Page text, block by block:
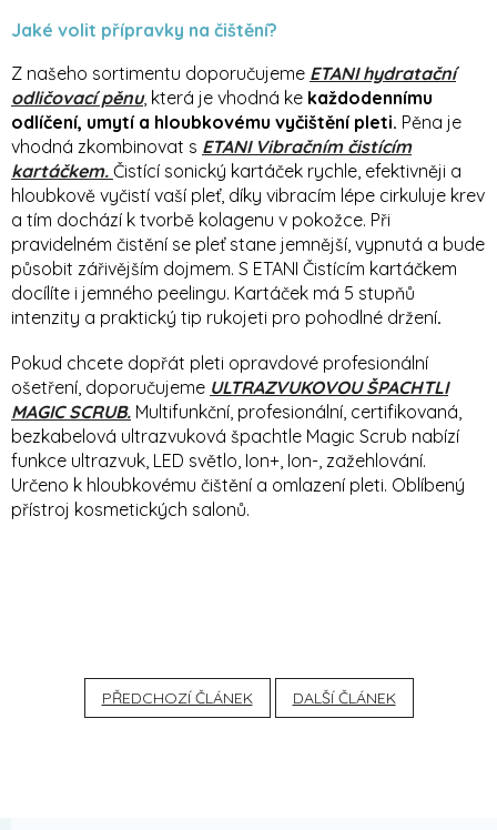
Jaké volit přípravky na čištění?
Z našeho sortimentu doporučujeme ETANI hydratační
odličovací pěnu, která je vhodná ke každodennímu
odlíčení, umytí a hloubkovému vyčištění pleti. Pěna je
vhodná zkombinovat s ETANI Vibračním čistícím
kartáčkem. Čistící sonický kartáček rychle, efektivněji a
hloubkově vyčistí vaší pleť, díky vibracím lépe cirkuluje krev
a tím dochází k tvorbě kolagenu v pokožce. Při
pravidelném čistění se pleť stane jemnější, vypnutá a bude
působit zářivějším dojmem. S ETANI Čistícím kartáčkem
docílíte i jemného peelingu. Kartáček má 5 stupňů
intenzity a praktický tip rukojeti pro pohodlné držení.
Pokud chcete dopřát pleti opravdové profesionální
ošetření, doporučujeme ULTRAZVUKOVOU ŠPACHTLI
MAGIC SCRUB. Multifunkční, profesionální, certifikovaná,
bezkabelová ultrazvuková špachtle Magic Scrub nabízí
funkce ultrazvuk, LED světlo, Ion+, Ion-, zažehlování.
Určeno k hloubkovému čištění a omlazení pleti. Oblíbený
přístroj kosmetických salonů.
PŘEDCHOZÍ ČLÁNEK DALŠÍ ČLÁNEK